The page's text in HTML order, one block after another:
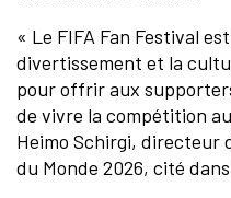
« Le FIFA Fan Festival
divertissement et la
pour offrir aux
de vivre la compétition
Heimo Schirgi, directeur
du Monde 2026, cité